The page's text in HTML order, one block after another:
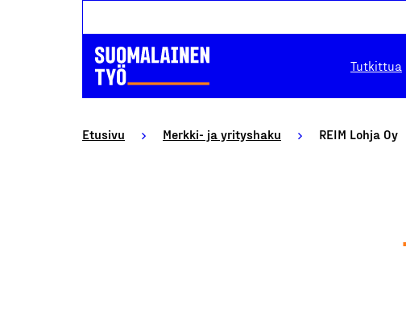
Tutkittua
Etusivu Merkki- ja yrityshaku REIM Lohja Oy